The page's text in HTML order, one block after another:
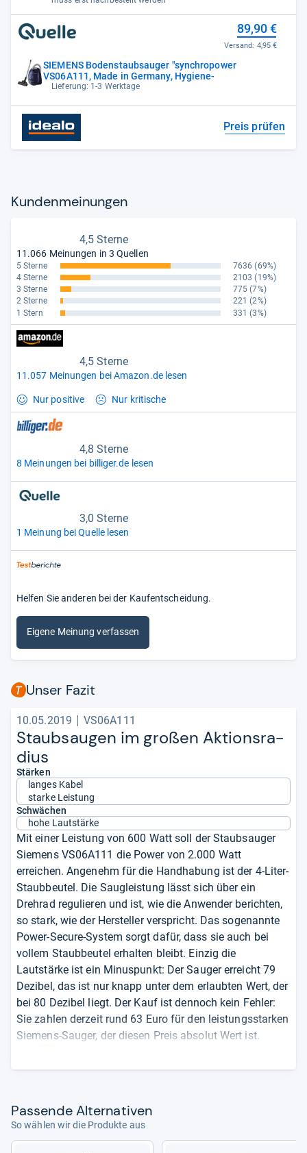
SIEMENS Bodenstaubsauger "synchropower
VS06A111, Made in Germany, Hygiene-
Lieferung: 1-3 Werktage
89,90 €
Versand: 4,95 €
Preis prüfen
Kun­den­mei­nun­gen
4,5 Sterne
11.066 Meinungen in 3 Quellen
5 Sterne 7636 (69%)
4 Sterne
2103 (19%)
3 Sterne
775 (7%)
2 Sterne
221 (2%)
1 Stern
331 (3%)
4,5 Sterne
11.057 Meinungen bei Amazon.de lesen
Nur positive Nur kritische
4,8 Sterne
8 Meinungen bei billiger.de lesen
3,0 Sterne
1 Meinung bei Quelle lesen
Helfen Sie anderen bei der Kaufentscheidung.
Eigene Meinung verfassen
Unser Fazit
10.05.2019 VS06A111
Staub­sau­gen im großen Akti­ons­ra­
dius
Stärken
langes Kabel
starke Leistung
Schwächen
hohe Lautstärke
Mit einer Leistung von 600 Watt soll der Staubsauger
Siemens VS06A111 die Power von 2.000 Watt
erreichen. Angenehm für die Handhabung ist der 4-Liter-
Staubbeutel. Die Saugleistung lässt sich über ein
Drehrad regulieren und ist, wie die Anwender berichten,
so stark, wie der Hersteller verspricht. Das sogenannte
Power-Secure-System sorgt dafür, dass sie auch bei
vollem Staubbeutel erhalten bleibt. Einzig die
Lautstärke ist ein Minuspunkt: Der Sauger erreicht 79
Dezibel, das ist nur knapp unter dem erlaubten Wert, der
bei 80 Dezibel liegt. Der Kauf ist dennoch kein Fehler:
Sie zahlen derzeit rund 63 Euro für den leistungsstarken
Siemens-Sauger, der diesen Preis absolut Wert ist.
vonNadia Hamdan
Pas­sende Alter­na­ti­ven
So wählen wir die Produkte aus